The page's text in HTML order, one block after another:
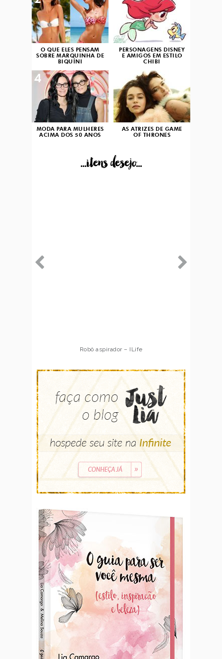
O QUE ELES PENSAM
SOBRE MARQUINHA DE
BIQUÍNI
PERSONAGENS DISNEY
E AMIGOS EM ESTILO
CHIBI
MODA PARA MULHERES
ACIMA DOS 50 ANOS
4
AS ATRIZES DE GAME
OF THRONES
...itens desejo...
Robô aspirador – ILife